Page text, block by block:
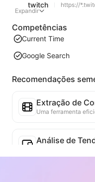
twitch
https://
Expandir
Competências
Current Time
Google Search
Recomendações
Extração de
Análise de